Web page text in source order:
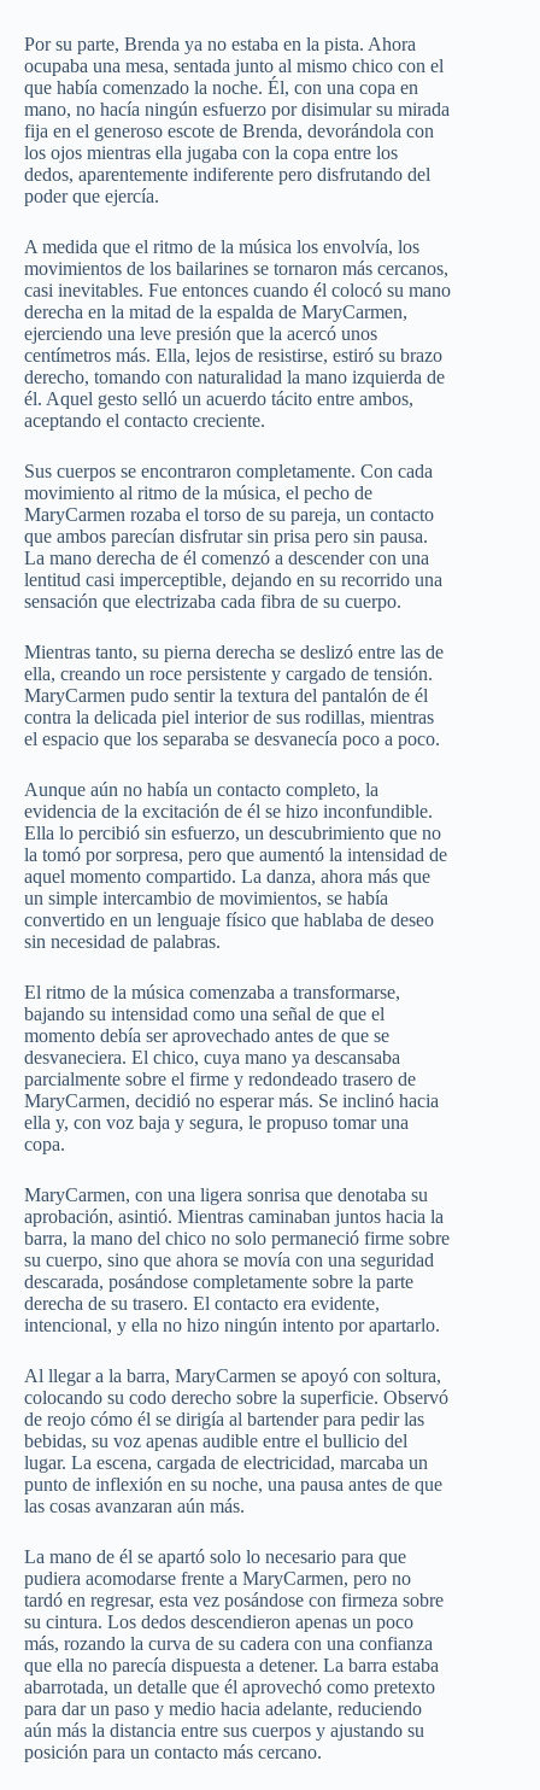
Por su parte, Brenda ya no estaba en la pista. Ahora
ocupaba una mesa, sentada junto al mismo chico con el
que había comenzado la noche. Él, con una copa en
mano, no hacía ningún esfuerzo por disimular su mirada
fija en el generoso escote de Brenda, devorándola con
los ojos mientras ella jugaba con la copa entre los
dedos, aparentemente indiferente pero disfrutando del
poder que ejercía.
A medida que el ritmo de la música los envolvía, los
movimientos de los bailarines se tornaron más cercanos,
casi inevitables. Fue entonces cuando él colocó su mano
derecha en la mitad de la espalda de MaryCarmen,
ejerciendo una leve presión que la acercó unos
centímetros más. Ella, lejos de resistirse, estiró su brazo
derecho, tomando con naturalidad la mano izquierda de
él. Aquel gesto selló un acuerdo tácito entre ambos,
aceptando el contacto creciente.
Sus cuerpos se encontraron completamente. Con cada
movimiento al ritmo de la música, el pecho de
MaryCarmen rozaba el torso de su pareja, un contacto
que ambos parecían disfrutar sin prisa pero sin pausa.
La mano derecha de él comenzó a descender con una
lentitud casi imperceptible, dejando en su recorrido una
sensación que electrizaba cada fibra de su cuerpo.
Mientras tanto, su pierna derecha se deslizó entre las de
ella, creando un roce persistente y cargado de tensión.
MaryCarmen pudo sentir la textura del pantalón de él
contra la delicada piel interior de sus rodillas, mientras
el espacio que los separaba se desvanecía poco a poco.
Aunque aún no había un contacto completo, la
evidencia de la excitación de él se hizo inconfundible.
Ella lo percibió sin esfuerzo, un descubrimiento que no
la tomó por sorpresa, pero que aumentó la intensidad de
aquel momento compartido. La danza, ahora más que
un simple intercambio de movimientos, se había
convertido en un lenguaje físico que hablaba de deseo
sin necesidad de palabras.
El ritmo de la música comenzaba a transformarse,
bajando su intensidad como una señal de que el
momento debía ser aprovechado antes de que se
desvaneciera. El chico, cuya mano ya descansaba
parcialmente sobre el firme y redondeado trasero de
MaryCarmen, decidió no esperar más. Se inclinó hacia
ella y, con voz baja y segura, le propuso tomar una
copa.
MaryCarmen, con una ligera sonrisa que denotaba su
aprobación, asintió. Mientras caminaban juntos hacia la
barra, la mano del chico no solo permaneció firme sobre
su cuerpo, sino que ahora se movía con una seguridad
descarada, posándose completamente sobre la parte
derecha de su trasero. El contacto era evidente,
intencional, y ella no hizo ningún intento por apartarlo.
Al llegar a la barra, MaryCarmen se apoyó con soltura,
colocando su codo derecho sobre la superficie. Observó
de reojo cómo él se dirigía al bartender para pedir las
bebidas, su voz apenas audible entre el bullicio del
lugar. La escena, cargada de electricidad, marcaba un
punto de inflexión en su noche, una pausa antes de que
las cosas avanzaran aún más.
La mano de él se apartó solo lo necesario para que
pudiera acomodarse frente a MaryCarmen, pero no
tardó en regresar, esta vez posándose con firmeza sobre
su cintura. Los dedos descendieron apenas un poco
más, rozando la curva de su cadera con una confianza
que ella no parecía dispuesta a detener. La barra estaba
abarrotada, un detalle que él aprovechó como pretexto
para dar un paso y medio hacia adelante, reduciendo
aún más la distancia entre sus cuerpos y ajustando su
posición para un contacto más cercano.